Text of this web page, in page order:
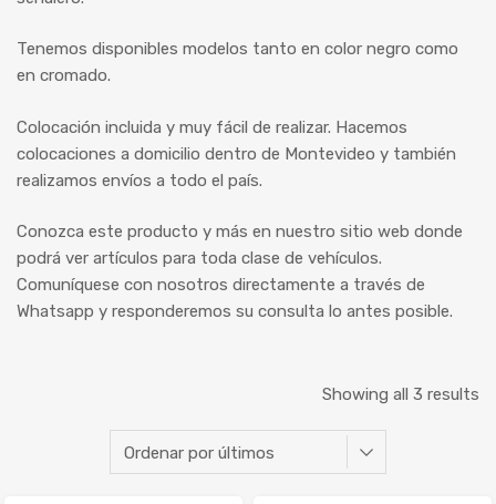
Tenemos disponibles modelos tanto en color negro como
en cromado.
Colocación incluida y muy fácil de realizar. Hacemos
colocaciones a domicilio dentro de Montevideo y también
realizamos envíos a todo el país.
Conozca este producto y más en nuestro sitio web donde
podrá ver artículos para toda clase de vehículos.
Comuníquese con nosotros directamente a través de
Whatsapp y responderemos su consulta lo antes posible.
Showing all 3 results